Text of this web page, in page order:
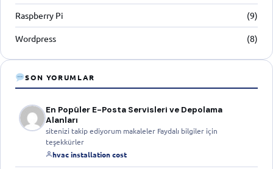
Raspberry Pi (9)
Wordpress (8)
SON YORUMLAR
En Popüler E-Posta Servisleri ve Depolama
Alanları
sitenizi takip ediyorum makaleler Faydalı bilgiler için
teşekkürler
hvac installation cost